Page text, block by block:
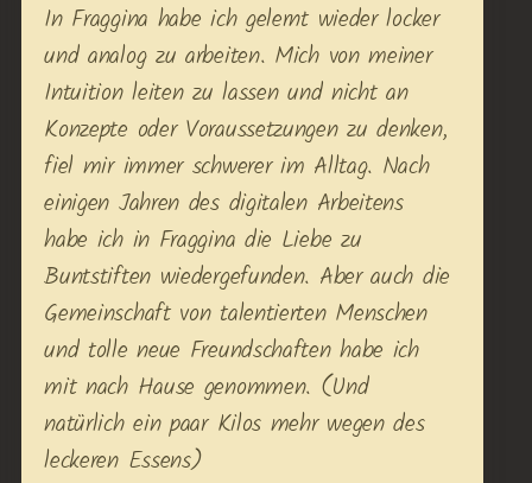
In Fraggina habe ich gelernt wieder locker
und analog zu arbeiten. Mich von meiner
Intuition leiten zu lassen und nicht an
Konzepte oder Voraussetzungen zu denken,
fiel mir immer schwerer im Alltag. Nach
einigen Jahren des digitalen Arbeitens
habe ich in Fraggina die Liebe zu
Buntstiften wiedergefunden. Aber auch die
Gemeinschaft von talentierten Menschen
und tolle neue Freundschaften habe ich
mit nach Hause genommen. (Und
natürlich ein paar Kilos mehr wegen des
leckeren Essens)